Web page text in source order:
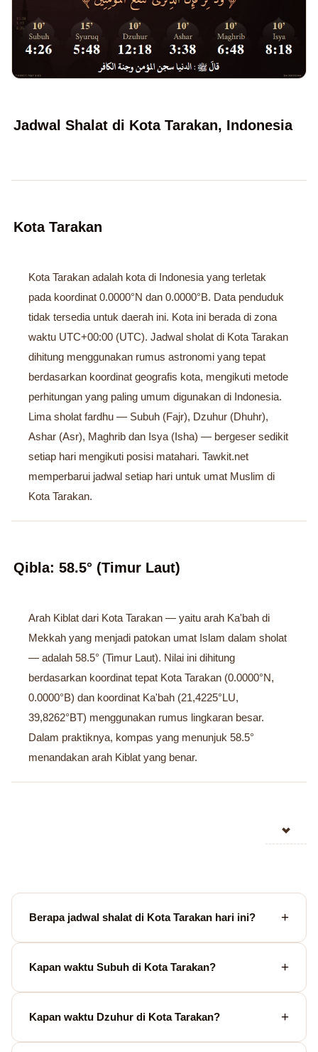
Jadwal Shalat di Kota Tarakan, Indonesia
Kota Tarakan
Kota Tarakan adalah kota di Indonesia yang terletak
pada koordinat 0.0000°N dan 0.0000°B. Data penduduk
tidak tersedia untuk daerah ini. Kota ini berada di zona
waktu UTC+00:00 (UTC). Jadwal sholat di Kota Tarakan
dihitung menggunakan rumus astronomi yang tepat
berdasarkan koordinat geografis kota, mengikuti metode
perhitungan yang paling umum digunakan di Indonesia.
Lima sholat fardhu — Subuh (Fajr), Dzuhur (Dhuhr),
Ashar (Asr), Maghrib dan Isya (Isha) — bergeser sedikit
setiap hari mengikuti posisi matahari. Tawkit.net
memperbarui jadwal setiap hari untuk umat Muslim di
Kota Tarakan.
Qibla: 58.5° (Timur Laut)
Arah Kiblat dari Kota Tarakan — yaitu arah Ka'bah di
Mekkah yang menjadi patokan umat Islam dalam sholat
— adalah 58.5° (Timur Laut). Nilai ini dihitung
berdasarkan koordinat tepat Kota Tarakan (0.0000°N,
0.0000°B) dan koordinat Ka'bah (21,4225°LU,
39,8262°BT) menggunakan rumus lingkaran besar.
Dalam praktiknya, kompas yang menunjuk 58.5°
menandakan arah Kiblat yang benar.
Berapa jadwal shalat di Kota Tarakan hari ini?
Kapan waktu Subuh di Kota Tarakan?
Kapan waktu Dzuhur di Kota Tarakan?